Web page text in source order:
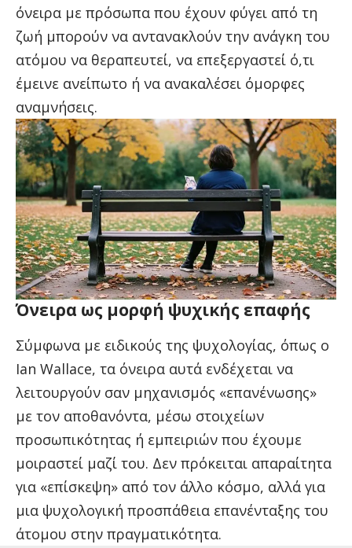
όνειρα με πρόσωπα που έχουν φύγει από τη
ζωή μπορούν να αντανακλούν την ανάγκη του
ατόμου να θεραπευτεί, να επεξεργαστεί ό,τι
έμεινε ανείπωτο ή να ανακαλέσει όμορφες
αναμνήσεις.
Όνειρα ως μορφή ψυχικής επαφής
Σύμφωνα με ειδικούς της ψυχολογίας, όπως ο
Ian Wallace, τα όνειρα αυτά ενδέχεται να
λειτουργούν σαν μηχανισμός «επανένωσης»
με τον αποθανόντα, μέσω στοιχείων
προσωπικότητας ή εμπειριών που έχουμε
μοιραστεί μαζί του. Δεν πρόκειται απαραίτητα
για «επίσκεψη» από τον άλλο κόσμο, αλλά για
μια ψυχολογική προσπάθεια επανένταξης του
άτομου στην πραγματικότητα.